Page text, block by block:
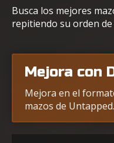
Busca los mejores
repitiendo su orden de
Mejora con
Mejora en el
mazos de